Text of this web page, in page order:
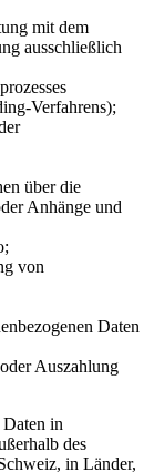
mit dem
ausschließlich
Verfahrens);
über die
Anhänge und
von
Daten
Auszahlung
in
des
in Länder,